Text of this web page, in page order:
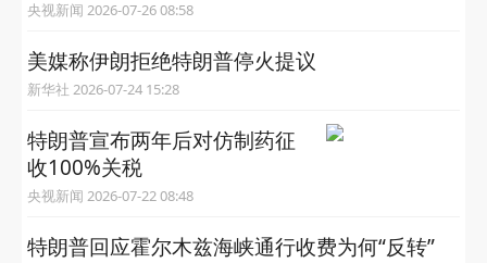
央视新闻 2026-07-26 08:58
美媒称伊朗拒绝特朗普停火提议
新华社 2026-07-24 15:28
特朗普宣布两年后对仿制药征
收100%关税
央视新闻 2026-07-22 08:48
特朗普回应霍尔木兹海峡通行收费为何“反转”